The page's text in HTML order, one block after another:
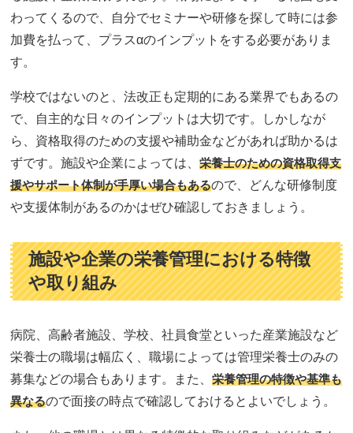
わってくるので、自分でセミナーや研修を探して時には参
加費を払って、プラスαのインプットをする必要がありま
す。
学校ではないのと、法改正も定期的にある業界でもあるの
で、自主的な日々のインプットは大切です。しかしなが
ら、資格取得のための支援や補助金などがあれば助かるは
ずです。施設や企業によっては、栄養士のための資格取得支
援やサポート体制が手厚い場合もあるので、どんな研修制度
や支援体制があるのかはぜひ確認しておきましょう。
施設や企業の栄養管理における特徴
や取り組み
病院、高齢者施設、学校、社員食堂といった産業施設など
栄養士の職場は幅広く、職場によっては管理栄養士のみの
募集などの場合もあります。また、栄養管理の特徴や基準も
異なるので面接の時点で確認しておけるとよいでしょう。